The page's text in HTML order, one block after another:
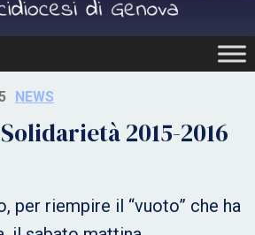
NEWS
2015-2016
per riempire il “vuoto” che ha